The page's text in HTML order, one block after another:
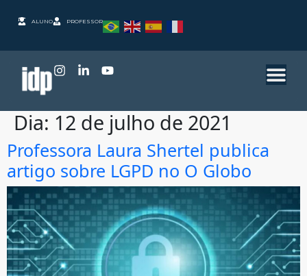
ALUNO PROFESSOR
Dia: 12 de julho de 2021
Professora Laura Shertel publica
artigo sobre LGPD no O Globo